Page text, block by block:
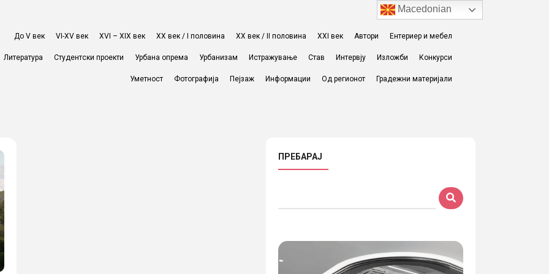
До V век VI-XV век XVI – XIX век ХХ век / I половина ХХ век / II половина XXI век Автори Ентериер и мебел
Литература Студентски проекти Урбана опрема Урбанизам Истражување Став Интервју Изложби Конкурси
Уметност Фотографија Пејзаж Информации Од регионот Градежни материјали
ПРЕБАРАЈ
Macedonian